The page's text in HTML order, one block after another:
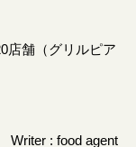
店舗（グリルピア
Writer : food agent